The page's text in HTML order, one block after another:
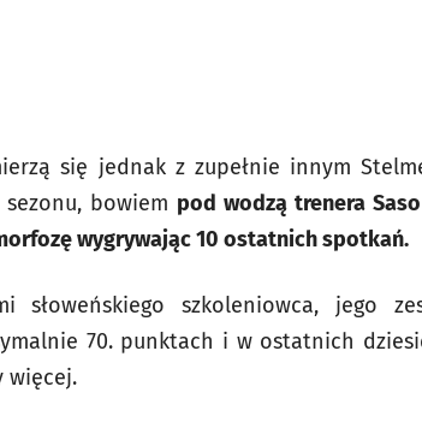
się jednak z zupełnie innym
bowiem pod wodzą trenera
wygrywając 10 ostatnich spotkań.
słoweńskiego szkoleniowca, jego
70. punktach i w ostatnich
więcej.